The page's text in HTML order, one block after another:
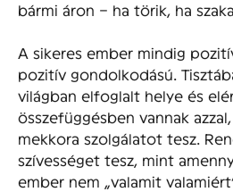
bármi áron – ha törik, ha
A sikeres ember mindig
pozitív gondolkodású.
világban elfoglalt helye és
összefüggésben vannak
mekkora szolgálatot tesz.
szívességet tesz, mint
ember nem „valamit